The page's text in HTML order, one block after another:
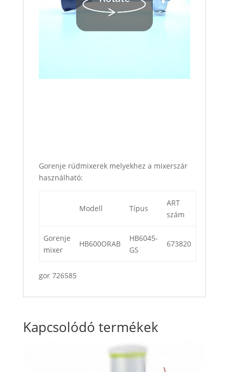
Gorenje rúdmixerek melyekhez a mixerszár
használható:
Modell Típus
ART
szám
Gorenje
mixer
HB600ORAB
HB6045-
GS
673820
gor 726585
Kapcsolódó termékek